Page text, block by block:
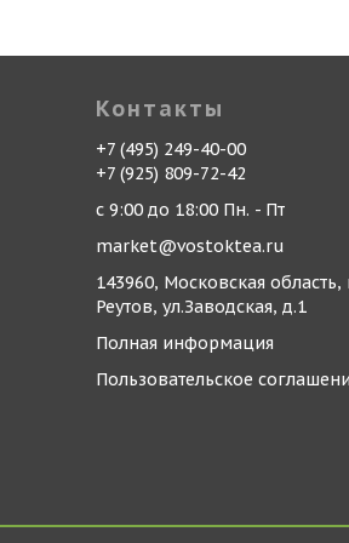
Контакты
+7 (495) 249-40-00
+7 (925) 809-72-42
с 9:00 до 18:00 Пн. - Пт
market@vostoktea.ru
143960, Московская область,
Реутов, ул.Заводская, д.1
Полная информация
Пользовательское